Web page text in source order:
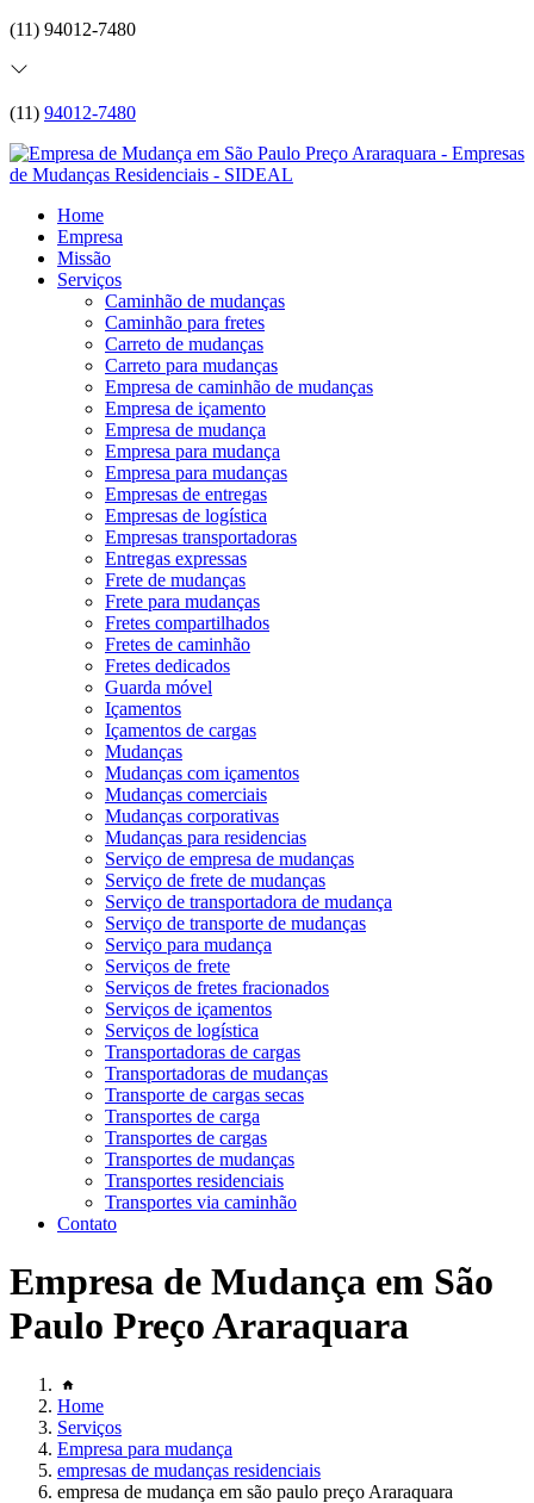
(11) 94012-7480
(11) 94012-7480
Home
Empresa
Missão
Serviços
Caminhão de mudanças
Caminhão para fretes
Carreto de mudanças
Carreto para mudanças
Empresa de caminhão de mudanças
Empresa de içamento
Empresa de mudança
Empresa para mudança
Empresa para mudanças
Empresas de entregas
Empresas de logística
Empresas transportadoras
Entregas expressas
Frete de mudanças
Frete para mudanças
Fretes compartilhados
Fretes de caminhão
Fretes dedicados
Guarda móvel
Içamentos
Içamentos de cargas
Mudanças
Mudanças com içamentos
Mudanças comerciais
Mudanças corporativas
Mudanças para residencias
Serviço de empresa de mudanças
Serviço de frete de mudanças
Serviço de transportadora de mudança
Serviço de transporte de mudanças
Serviço para mudança
Serviços de frete
Serviços de fretes fracionados
Serviços de içamentos
Serviços de logística
Transportadoras de cargas
Transportadoras de mudanças
Transporte de cargas secas
Transportes de carga
Transportes de cargas
Transportes de mudanças
Transportes residenciais
Transportes via caminhão
Contato
Empresa de Mudança em São
Paulo Preço Araraquara
Home
Serviços
Empresa para mudança
empresas de mudanças residenciais
empresa de mudança em são paulo preço Araraquara